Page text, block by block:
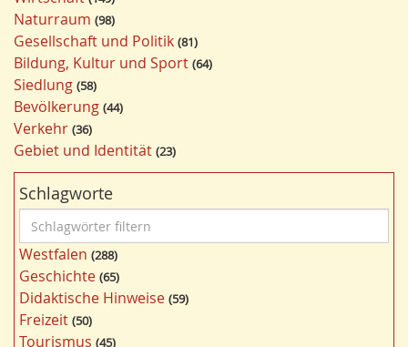
Naturraum 98
Gesellschaft und Politik 81
Bildung, Kultur und Sport 64
Siedlung 58
Bevölkerung 44
Verkehr 36
Gebiet und Identität 23
Schlagworte
c
h
l
a
g
Westfalen 288
Geschichte 65
Didaktische Hinweise 59
Freizeit 50
Tourismus 45